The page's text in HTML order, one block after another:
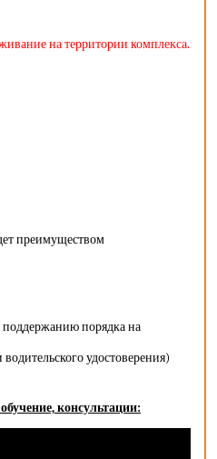
на территории комплекса.
преимуществом
поддержанию порядка на
удостоверения)
консультации: